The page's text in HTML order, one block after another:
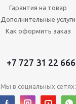
Гарантия на товар
Дополнительные услуги
Как оформить заказ
+7 727 31 22 666
Мы в социальных сетях: